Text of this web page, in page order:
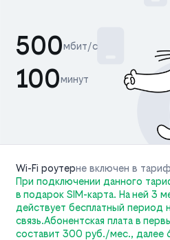
500мбит/с
100минут
Wi-Fi роутерне включен в тариф
При подключении данного
в подарок SIM-карта. На ней 3
действует бесплатный период
связь.Абонентская плата в
составит 300 руб./мес., далее